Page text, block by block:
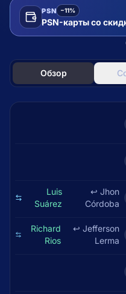
PSN −11%
Обзор
Luis
Suárez
↩Jhon
Córdoba
Richard
Rios
↩ Jefferson
Lerma